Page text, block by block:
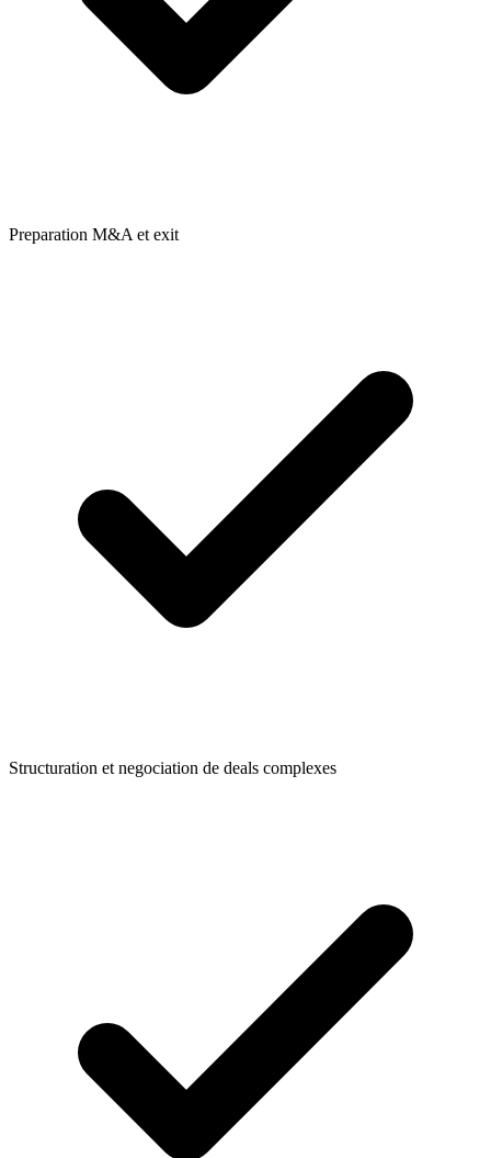
Preparation M&A et exit
Structuration et negociation de deals complexes